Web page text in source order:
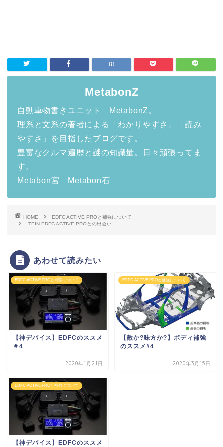
MetabonZ
自動車物書きユニット MetabonZ。
理系と文系の著者による「わかりやすさ」「読み
やすさ」を目指したブログです。
豊富なクルマ遍歴と謎の知識量。日々頑張ってま
す。
Metabon宮 Metabon石
HOME
EDFC ACTIVE PROと補強について
TEIN EDFC ACTIVE PROとの出会い
あわせて読みたい
EDFC ACTIVE PROと補強について
【神デバイス】EDFCのススメ
＃4
2020年1月21日
EDFC ACTIVE PROと補強について
【敵か?味方か?】ボディ補強
のススメ#4
2020年3月15日
EDFC ACTIVE PROと補強について
【神デバイス】EDFCのススメ